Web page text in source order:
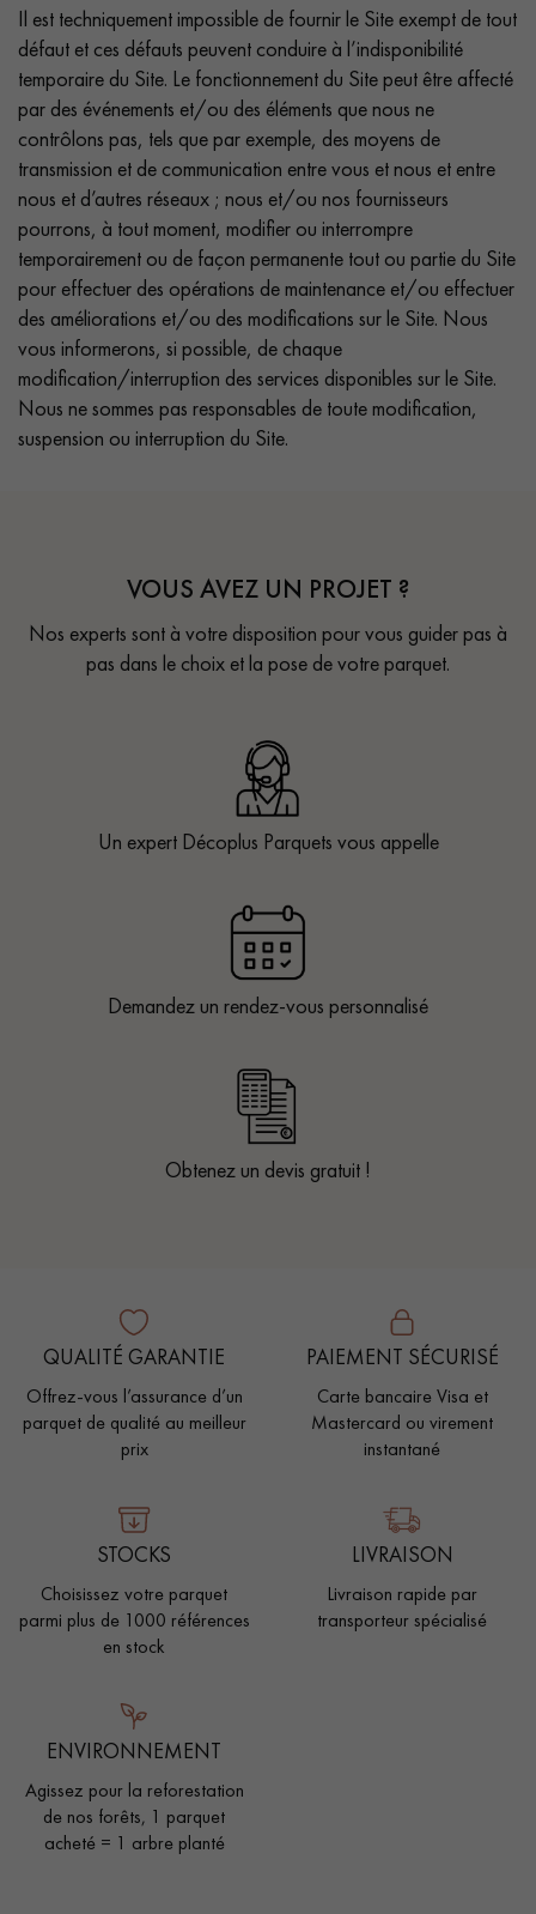
Il est techniquement impossible de fournir le Site exempt de tout
défaut et ces défauts peuvent conduire à l’indisponibilité
temporaire du Site. Le fonctionnement du Site peut être affecté
par des événements et/ou des éléments que nous ne
contrôlons pas, tels que par exemple, des moyens de
transmission et de communication entre vous et nous et entre
nous et d’autres réseaux ; nous et/ou nos fournisseurs
pourrons, à tout moment, modifier ou interrompre
temporairement ou de façon permanente tout ou partie du Site
pour effectuer des opérations de maintenance et/ou effectuer
des améliorations et/ou des modifications sur le Site. Nous
vous informerons, si possible, de chaque
modification/interruption des services disponibles sur le Site.
Nous ne sommes pas responsables de toute modification,
suspension ou interruption du Site.
VOUS AVEZ UN PROJET ?
Nos experts sont à votre disposition pour vous guider pas à
pas dans le choix et la pose de votre parquet.
Un expert Décoplus Parquets vous appelle
Demandez un rendez-vous personnalisé
Obtenez un devis gratuit !
QUALITÉ GARANTIE
Offrez-vous l’assurance d’un
parquet de qualité au meilleur
prix
PAIEMENT SÉCURISÉ
Carte bancaire Visa et
Mastercard ou virement
instantané
STOCKS
Choisissez votre parquet
parmi plus de 1000 références
en stock
LIVRAISON
Livraison rapide par
transporteur spécialisé
ENVIRONNEMENT
Agissez pour la reforestation
de nos forêts, 1 parquet
acheté = 1 arbre planté